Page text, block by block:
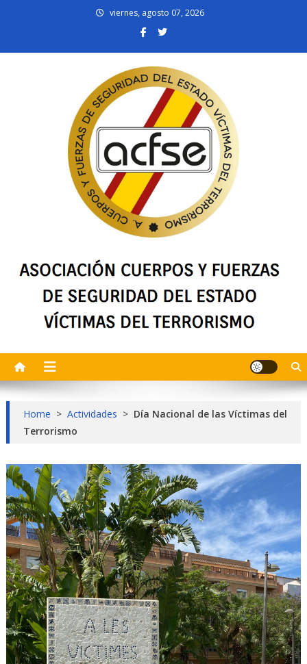
viernes, agosto 07, 2026
Terrorismo
Home > Actividades > Día Nacional de las Víctimas del
Terrorismo